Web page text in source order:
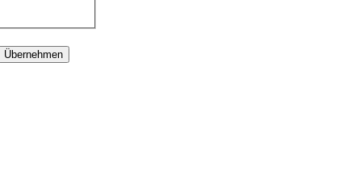
Übernehmen